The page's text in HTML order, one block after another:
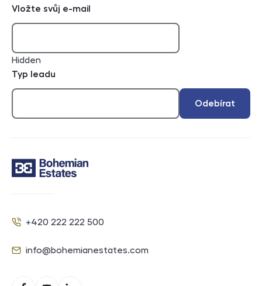
Vložte svůj e-mail
Hidden
Typ leadu
Odebírat
Telefon
+420 222 222 500
E-mail
info@bohemianestates.com